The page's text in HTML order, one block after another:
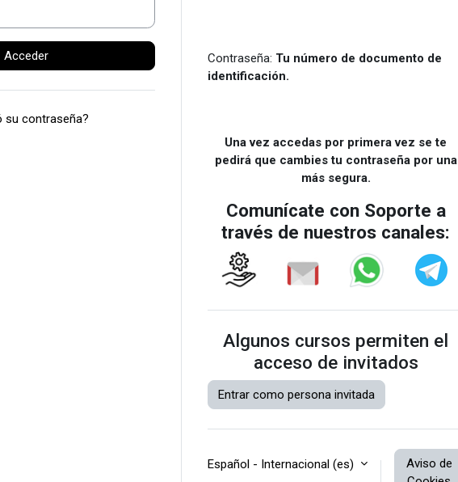
Acceder
su contraseña?
Contraseña: Tu número de documento de
identificación.
Una vez accedas por primera vez se te
pedirá que cambies tu contraseña por una
más segura.
Comunícate con Soporte a
través de nuestros canales:
Algunos cursos permiten el
acceso de invitados
Entrar como persona invitada
Español - Internacional ‎(es)‎
Aviso de